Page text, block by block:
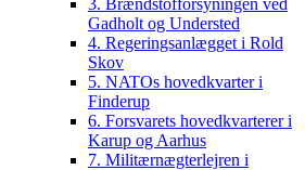
3. Brændstofforsyningen ved
Gadholt og Understed
4. Regeringsanlægget i Rold
Skov
5. NATOs hovedkvarter i
Finderup
6. Forsvarets hovedkvarterer i
Karup og Aarhus
7. Militærnægterlejren i